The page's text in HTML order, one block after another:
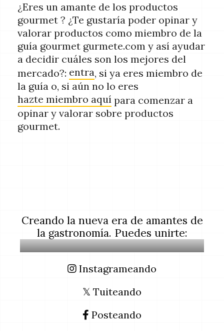
¿Eres un amante de los productos
gourmet ? ¿Te gustaría poder opinar y
valorar productos como miembro de la
guía gourmet gurmete.com y así ayudar
a decidir cuáles son los mejores del
mercado?: entra, si ya eres miembro de
la guía o, si aún no lo eres
hazte miembro aquípara comenzar a
opinar y valorar sobre productos
gourmet.
Creando la nueva era de amantes de
la gastronomía. Puedes unirte:
Instagrameando
𝕏 Tuiteando
Posteando